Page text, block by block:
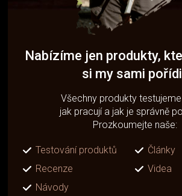
Nabízíme jen produkty,
si my sami
Všechny produkty
jak pracují a jak je správně
Prozkoumejte naše:
Testování produktů
Články
Recenze
Videa
Návody